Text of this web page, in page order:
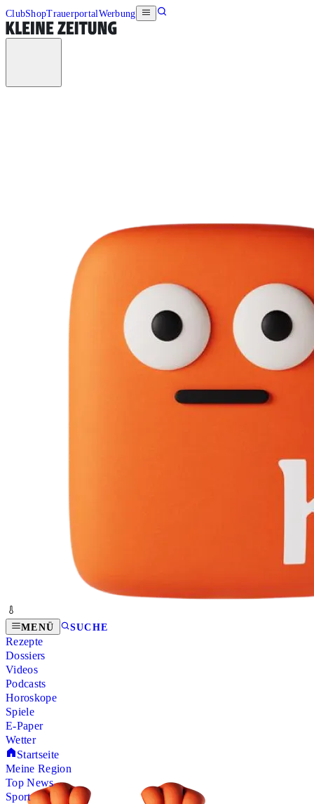
ClubShopTrauerportalWerbung
MENÜ SUCHE
Rezepte
Dossiers
Videos
Podcasts
Horoskope
Spiele
E-Paper
Wetter
Startseite
Meine Region
Top News
Sport